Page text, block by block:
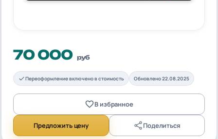
70 000 руб
Переоформление включено в стоимость Обновлено 22.08.2025
В избранное
Предложить цену Поделиться